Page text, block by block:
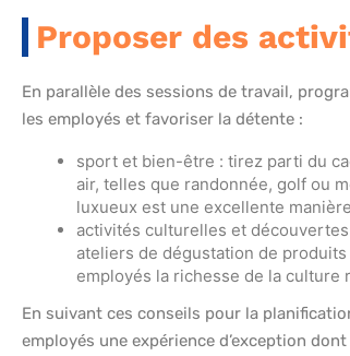
Proposer des
En parallèle des sessions de travail,
les employés et favoriser la détente :
sport et bien-être : tirez parti du
air, telles que randonnée, golf ou
luxueux est une excellente
activités culturelles et
ateliers de dégustation de
employés la richesse de la
En suivant ces conseils pour la
employés une expérience d’exception